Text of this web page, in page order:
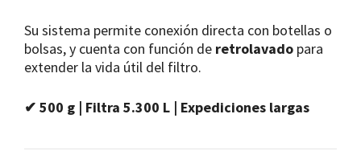
Su sistema permite conexión directa con botellas o
bolsas, y cuenta con función de retrolavado para
extender la vida útil del filtro.
✔ 500 g | Filtra 5.300 L | Expediciones largas